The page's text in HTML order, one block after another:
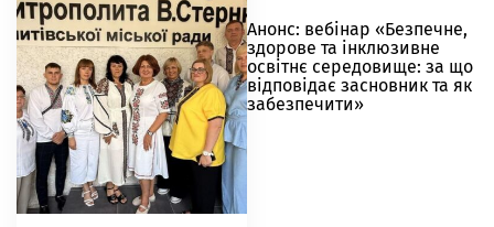
Анонс: вебінар «Безпечне,
здорове та інклюзивне
освітнє середовище: за що
відповідає засновник та як
забезпечити»